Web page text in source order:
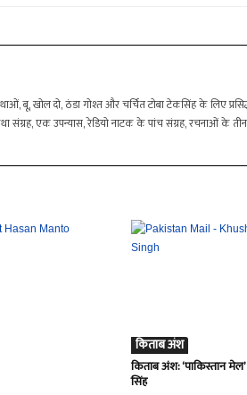
बू, खोल दो, ठंडा गोश्त और चर्चित टोबा टेकसिंह के लिए
एक उपन्यास, रेडियो नाटक के पांच संग्रह, रचनाओं के तीन
किताब अंश
किताब अंश: ‘पाकिस्तान
सिंह